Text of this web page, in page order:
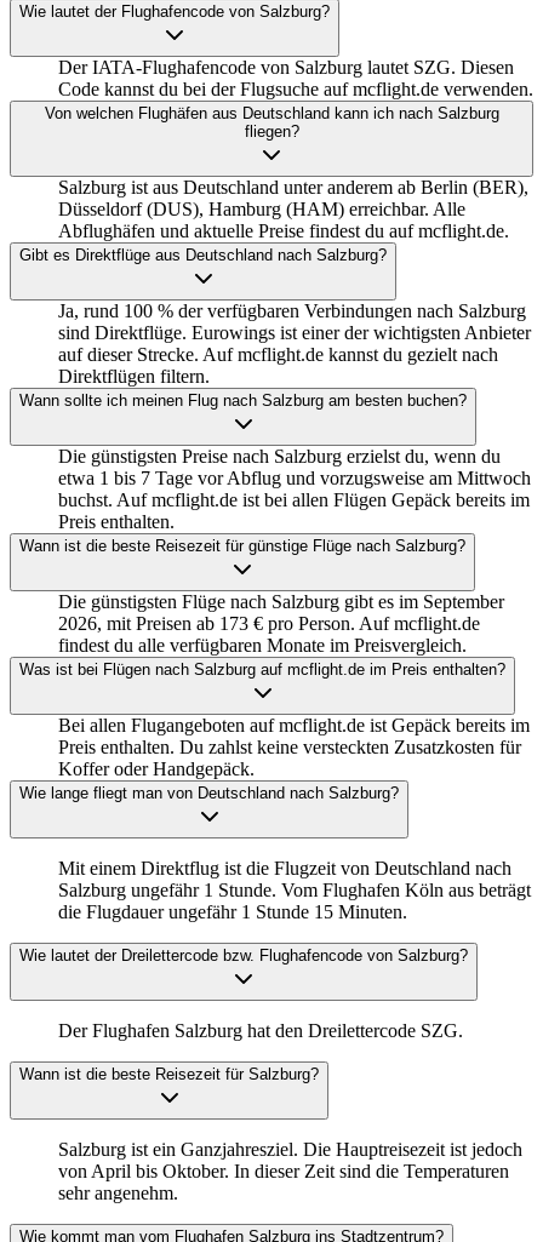
Wie lautet der Flughafencode von Salzburg?
Der IATA-Flughafencode von Salzburg lautet SZG. Diesen
Code kannst du bei der Flugsuche auf mcflight.de verwenden.
Von welchen Flughäfen aus Deutschland kann ich nach Salzburg
fliegen?
Salzburg ist aus Deutschland unter anderem ab Berlin (BER),
Düsseldorf (DUS), Hamburg (HAM) erreichbar. Alle
Abflughäfen und aktuelle Preise findest du auf mcflight.de.
Gibt es Direktflüge aus Deutschland nach Salzburg?
Ja, rund 100 % der verfügbaren Verbindungen nach Salzburg
sind Direktflüge. Eurowings ist einer der wichtigsten Anbieter
auf dieser Strecke. Auf mcflight.de kannst du gezielt nach
Direktflügen filtern.
Wann sollte ich meinen Flug nach Salzburg am besten buchen?
Die günstigsten Preise nach Salzburg erzielst du, wenn du
etwa 1 bis 7 Tage vor Abflug und vorzugsweise am Mittwoch
buchst. Auf mcflight.de ist bei allen Flügen Gepäck bereits im
Preis enthalten.
Wann ist die beste Reisezeit für günstige Flüge nach Salzburg?
Die günstigsten Flüge nach Salzburg gibt es im September
2026, mit Preisen ab 173 € pro Person. Auf mcflight.de
findest du alle verfügbaren Monate im Preisvergleich.
Was ist bei Flügen nach Salzburg auf mcflight.de im Preis enthalten?
Bei allen Flugangeboten auf mcflight.de ist Gepäck bereits im
Preis enthalten. Du zahlst keine versteckten Zusatzkosten für
Koffer oder Handgepäck.
Wie lange fliegt man von Deutschland nach Salzburg?
Mit einem Direktflug ist die Flugzeit von Deutschland nach
Salzburg ungefähr 1 Stunde. Vom Flughafen Köln aus beträgt
die Flugdauer ungefähr 1 Stunde 15 Minuten.
Wie lautet der Dreilettercode bzw. Flughafencode von Salzburg?
Der Flughafen Salzburg hat den Dreilettercode SZG.
Wann ist die beste Reisezeit für Salzburg?
Salzburg ist ein Ganzjahresziel. Die Hauptreisezeit ist jedoch
von April bis Oktober. In dieser Zeit sind die Temperaturen
sehr angenehm.
Wie kommt man vom Flughafen Salzburg ins Stadtzentrum?